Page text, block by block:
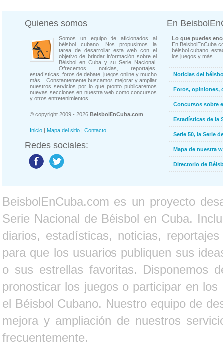
Quienes somos
Somos un equipo de aficionados al
béisbol cubano. Nos propusimos la
tarea de desarrollar esta web con el
objetivo de brindar información sobre el
Béisbol en Cuba y su Serie Nacional.
Ofrecemos noticias, reportajes,
estadísticas, foros de debate, juegos online y mucho
más... Constantemente buscamos mejorar y ampliar
nuestros servicios por lo que pronto publicaremos
nuevas secciones en nuestra web como concursos
y otros entretenimientos.
© copyright 2009 - 2026 BeisbolEnCuba.com
Inicio | Mapa del sitio | Contacto
Redes sociales:
En
Lo que puedes
En
béisbol cubano,
los juegos y más...
Noticias del
Foros, opiniones,
Concursos sobre
Estadísticas de la
Serie 50, la Serie
Mapa de nuestra
Directorio de
BeisbolEnCuba.com es un proyecto
Serie Nacional de Béisbol en Cuba.
diarios, estadísticas, noticias,
para que los usuarios publiquen sus
o sus estrellas favoritas. Disponemos
pronosticar los juegos o participar en
el Béisbol Cubano. Nuestro equipo de
mejora y ampliación de nuestros
frecuentemente.